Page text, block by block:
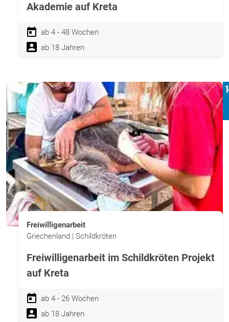
Akademie auf Kreta
ab 4 - 48 Wochen
ab 18 Jahren
Freiwilligenarbeit
Griechenland | Schildkröten
Freiwilligenarbeit im Schildkröten Projekt
auf Kreta
ab 4 - 26 Wochen
ab 18 Jahren